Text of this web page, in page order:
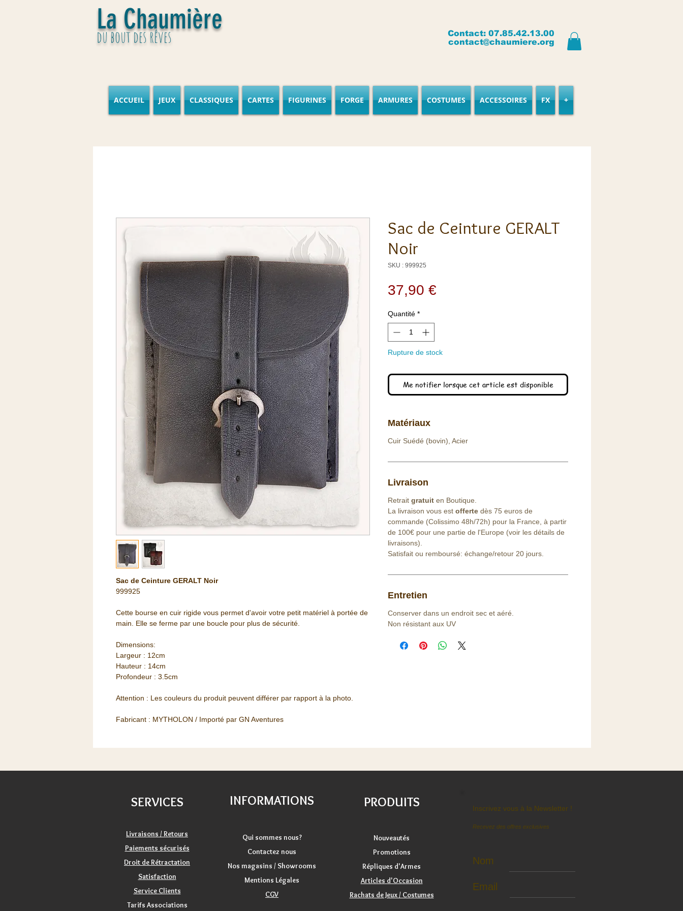
La Chaumière
du bout des rêves
Contact: 07.85.42.13.00
contact@chaumiere.org
ACCUEIL JEUX CLASSIQUES CARTES FIGURINES FORGE ARMURES COSTUMES ACCESSOIRES FX +
Sac de Ceinture GERALT Noir
999925
Cette bourse en cuir rigide vous permet d'avoir votre petit matériel à portée de
main. Elle se ferme par une boucle pour plus de sécurité.
Dimensions:
Largeur : 12cm
Hauteur : 14cm
Profondeur : 3.5cm
Attention : Les couleurs du produit peuvent différer par rapport à la photo.
Fabricant : MYTHOLON / Importé par GN Aventures
Sac de Ceinture GERALT
Noir
SKU : 999925
37,90 €
Quantité *
Rupture de stock
Me notifier lorsque cet article est disponible
Matériaux
Cuir Suédé (bovin), Acier
Livraison
Retrait gratuit en Boutique.
La livraison vous est offerte dès 75 euros de
commande (Colissimo 48h/72h) pour la France, à partir
de 100€ pour une partie de l'Europe (voir les détails de
livraisons).
Satisfait ou remboursé: échange/retour 20 jours.
Entretien
Conserver dans un endroit sec et aéré.
Non résistant aux UV
SERVICES
Livraisons / Retours
Paiements sécurisés
Droit de Rétractation
Satisfaction
Service Clients
Tarifs Associations
INFORMATIONS
Qui sommes nous?
Contactez nous
Nos magasins / Showrooms
Mentions Légales
CGV
PRODUITS
Nouveautés
Promotions
Répliques d'Armes
Articles d'Occasion
Rachats de Jeux / Costumes
Inscrivez vous à la Newsletter !
Recevez des offres exclusives
Nom
Email